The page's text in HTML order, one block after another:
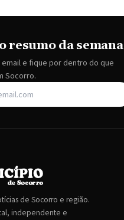
resumo da semana
e fique por dentro do que
Socorro.
de Socorro e região.
independente e